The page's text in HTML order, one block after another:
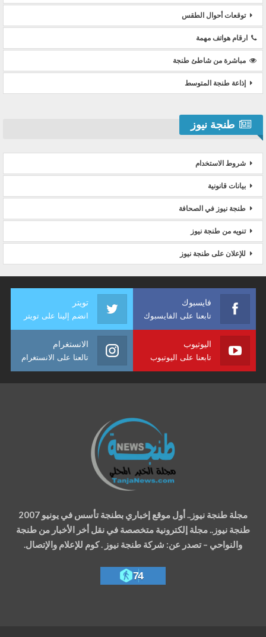
توقعات أحوال الطقس
ارقام هواتف مهمة
مباشرة من شاطئ طنجة
إذاعة طنجة المتوسط
طنجة نيوز
شروط الاستخدام
بيانات قانونية
طنجة نيوز في الصحافة
تنويه من طنجة نيوز
للإعلان على طنجة نيوز
فايسبوك
تابعنا على الفايسبوك
تويتر
انضم إلينا على تويتر
اليوتيوب
تابعنا على اليوتيوب
الانستغرام
تالعنا على الانستغرام
مجلة طنجة نيوز.. أول موقع إخباري بطنجة تأسس في يونيو 2007
طنجة نيوز.. مجلة إلكترونية متخصصة في نقل أخر الأخبار من طنجة
والنواحي – تصدر عن: شركة طنجة نيوز . كوم للإعلام والإتصال.
74